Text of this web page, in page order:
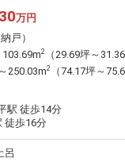
万円
戸）
103.69m2
（29.69坪～
～250.03m2
（74.17坪～
駅 徒歩14分
徒歩16分
呂